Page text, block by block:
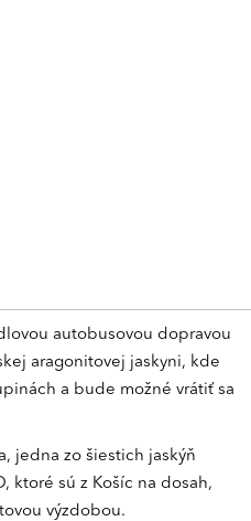
autobusovou dopravou
aragonitovej jaskyni, kde
a bude možné vrátiť sa
jedna zo šiestich jaskýň
ktoré sú z Košíc na dosah,
výzdobou.